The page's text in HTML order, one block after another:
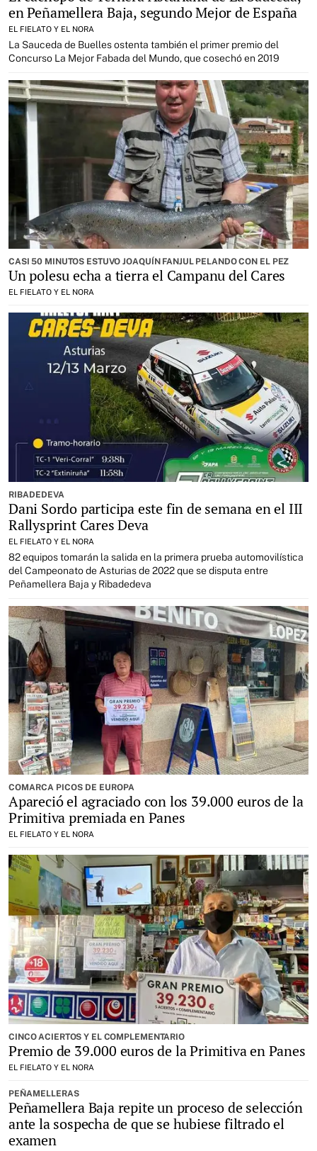
en Peñamellera Baja, segundo Mejor de España
EL FIELATO Y EL NORA
La Sauceda de Buelles ostenta también el primer premio del
Concurso La Mejor Fabada del Mundo, que cosechó en 2019
CASI 50 MINUTOS ESTUVO JOAQUÍN FANJUL PELANDO CON EL PEZ
Un polesu echa a tierra el Campanu del Cares
EL FIELATO Y EL NORA
RIBADEDEVA
Dani Sordo participa este fin de semana en el III
Rallysprint Cares Deva
EL FIELATO Y EL NORA
82 equipos tomarán la salida en la primera prueba automovilística
del Campeonato de Asturias de 2022 que se disputa entre
Peñamellera Baja y Ribadedeva
COMARCA PICOS DE EUROPA
Apareció el agraciado con los 39.000 euros de la
Primitiva premiada en Panes
EL FIELATO Y EL NORA
CINCO ACIERTOS Y EL COMPLEMENTARIO
Premio de 39.000 euros de la Primitiva en Panes
EL FIELATO Y EL NORA
PEÑAMELLERAS
Peñamellera Baja repite un proceso de selección
ante la sospecha de que se hubiese filtrado el
examen